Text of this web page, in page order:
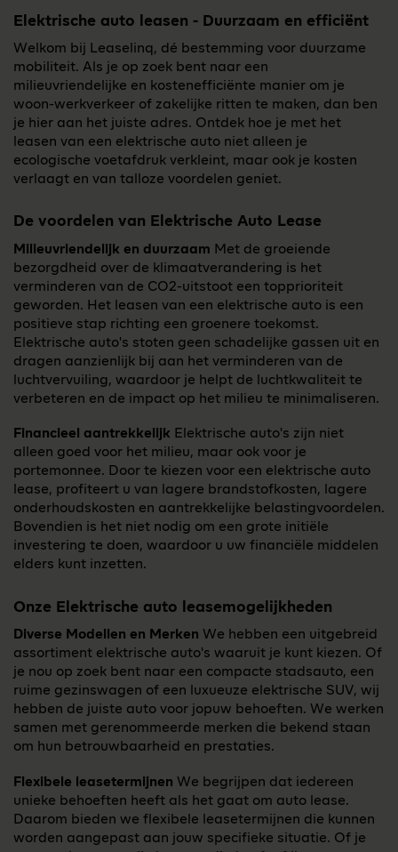
Elektrische auto leasen - Duurzaam en efficiënt
Welkom bij Leaselinq, dé bestemming voor duurzame
mobiliteit. Als je op zoek bent naar een
milieuvriendelijke en kostenefficiënte manier om je
woon-werkverkeer of zakelijke ritten te maken, dan ben
je hier aan het juiste adres. Ontdek hoe je met het
leasen van een elektrische auto niet alleen je
ecologische voetafdruk verkleint, maar ook je kosten
verlaagt en van talloze voordelen geniet.
De voordelen van Elektrische Auto Lease
Milieuvriendelijk en duurzaam Met de groeiende
bezorgdheid over de klimaatverandering is het
verminderen van de CO2-uitstoot een topprioriteit
geworden. Het leasen van een elektrische auto is een
positieve stap richting een groenere toekomst.
Elektrische auto's stoten geen schadelijke gassen uit en
dragen aanzienlijk bij aan het verminderen van de
luchtvervuiling, waardoor je helpt de luchtkwaliteit te
verbeteren en de impact op het milieu te minimaliseren.
Financieel aantrekkelijk Elektrische auto's zijn niet
alleen goed voor het milieu, maar ook voor je
portemonnee. Door te kiezen voor een elektrische auto
lease, profiteert u van lagere brandstofkosten, lagere
onderhoudskosten en aantrekkelijke belastingvoordelen.
Bovendien is het niet nodig om een grote initiële
investering te doen, waardoor u uw financiële middelen
elders kunt inzetten.
Onze Elektrische auto leasemogelijkheden
Diverse Modellen en Merken We hebben een uitgebreid
assortiment elektrische auto's waaruit je kunt kiezen. Of
je nou op zoek bent naar een compacte stadsauto, een
ruime gezinswagen of een luxueuze elektrische SUV, wij
hebben de juiste auto voor jopuw behoeften. We werken
samen met gerenommeerde merken die bekend staan
om hun betrouwbaarheid en prestaties.
Flexibele leasetermijnen We begrijpen dat iedereen
unieke behoeften heeft als het gaat om auto lease.
Daarom bieden we flexibele leasetermijnen die kunnen
worden aangepast aan jouw specifieke situatie. Of je